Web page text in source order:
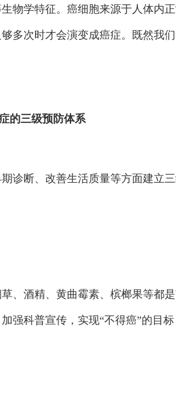
物学特征。癌细胞来源于人体内
多次时才会演变成癌症。既然我
的三级预防体系
诊断、改善生活质量等方面建立
、酒精、黄曲霉素、槟榔果等都
科普宣传，实现“不得癌”的目标